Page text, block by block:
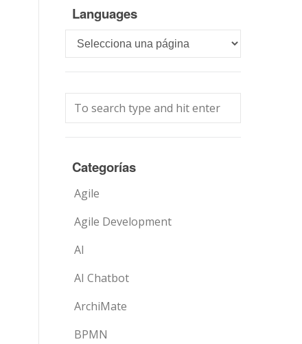
Languages
Languages
Categorías
Agile
Agile Development
AI
AI Chatbot
ArchiMate
BPMN